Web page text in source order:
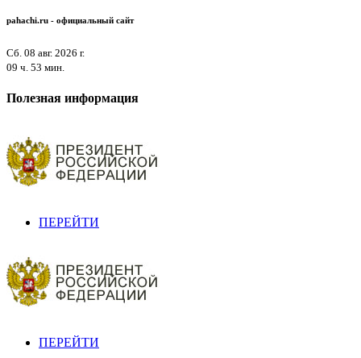
pahachi.ru - официальный сайт
Сб. 08 авг. 2026 г.
09 ч. 53 мин.
Полезная информация
ПЕРЕЙТИ
ПЕРЕЙТИ